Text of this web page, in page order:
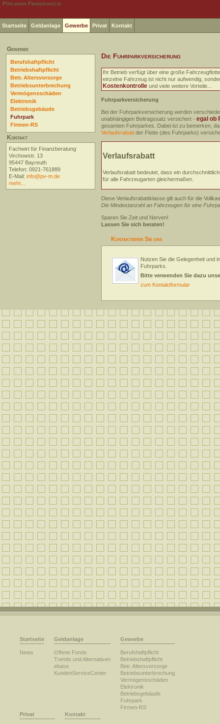
Pöhlmann Finanzkanzlei
Startseite Geldanlage Gewerbe Privat Kontakt
Gewerbe
Berufshaftpflicht
Betriebshaftpflicht
Betr. Altersvorsorge
Betriebsunterbrechung
Vermögensschäden
Elektronik
Betriebsgebäude
Fuhrpark
Firmen-RS
Kontakt
Fachwirt für Finanzberatung
Virchowstr. 13
95447 Bayreuth
Telefon: 0921-761889
E-Mail: info@pv-m.de
mehr...
Die Fuhrparkversicherung
Ihr Betrieb verfügt über eine große
einzelne Fahrzeug ist nicht nur aufwendig,
Kostenkontrolle und viele weitere Vorteile...
Fuhrparkversicherung
Bei der Fuhrparkversicherung werden
unabhängigen Beitragssatz versichert - egal ob
gesamten Fuhrparkes. Dabei ist zu bemerken,
Verlaufsrabatt der Flotte (des Fuhrparks)
Verlaufsrabatt
Verlaufsrabatt bedeutet, dass ein
für alle Fahrzeugarten gleichermaßen.
Diese Verlaufsrabattklasse gilt auch für die
Die Mindestanzahl an Fahrzeugen für eine
Sparen Sie Zeit und Nerven!
Lassen Sie sich beraten!
Kontaktieren Sie uns
Nutzen Sie die Gelegenheit und
Fuhrparks.
Bitte verwenden Sie dazu
zum Kontaktformular
Startseite
News
Geldanlage
Offene Fonds
Trends und Alternativen
ebase
KundenServiceCenter
Gewerbe
Berufshaftpflicht
Betriebshaftpflicht
Betr. Altersvorsorge
Betriebsunterbrechung
Vermögensschäden
Elektronik
Betriebsgebäude
Fuhrpark
Firmen-RS
Privat
Kontakt